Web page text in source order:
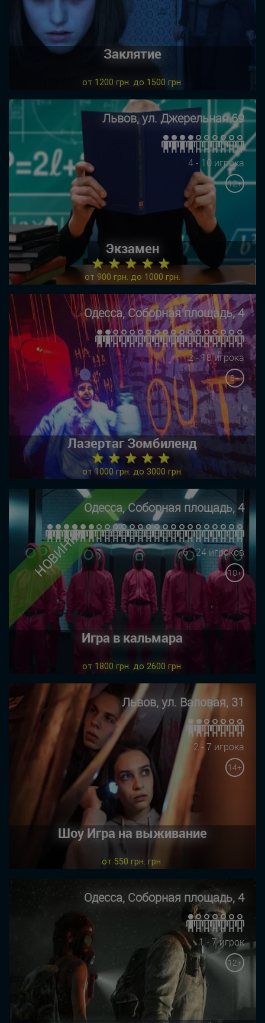
Заклятие
от 1200 грн. до 1500 грн.
Львов, ул. Джерельная 69
4 - 10 игрока
12+
Экзамен
★ ★ ★ ★ ★
от 900 грн. до 1000 грн.
Одесса, Соборная площадь, 4
2 - 18 игрока
8+
Лазертаг Зомбиленд
★ ★ ★ ★ ★
от 1000 грн. до 3000 грн.
НОВИНКА
Одесса, Соборная площадь, 4
6 - 24 игроков
10+
Игра в кальмара
от 1800 грн. до 2600 грн.
Львов, ул. Валовая, 31
2 - 7 игрока
14+
Шоу Игра на выживание
от 550 грн. грн.
Одесса, Соборная площадь, 4
1 - 7 игрок
12+